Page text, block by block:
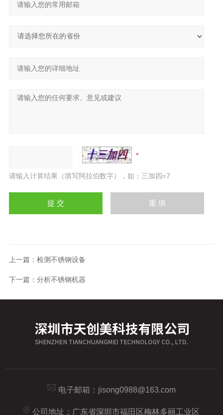
请输入计算结果（填写阿拉伯数字），如：三加四=7
上一篇： 检测不锈钢设备
下一篇： 分析不锈钢机器
电子邮箱： jisong0988@163.com
公司地址：广东省深圳市福田区梅林多丽工业区